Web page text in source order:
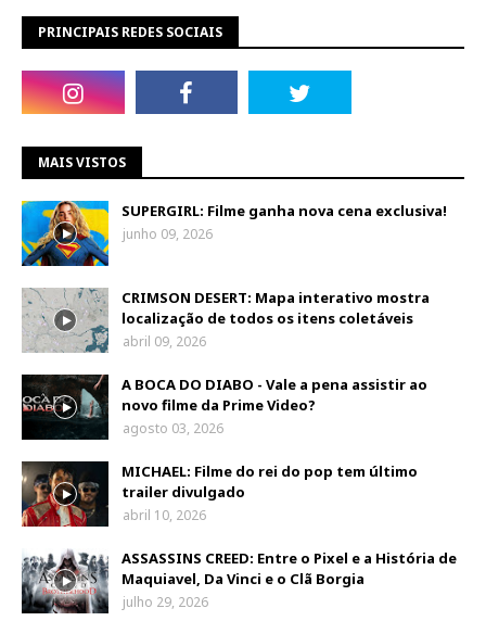
PRINCIPAIS REDES SOCIAIS
MAIS VISTOS
SUPERGIRL: Filme ganha nova cena exclusiva!
junho 09, 2026
CRIMSON DESERT: Mapa interativo mostra
localização de todos os itens coletáveis
abril 09, 2026
A BOCA DO DIABO - Vale a pena assistir ao
novo filme da Prime Video?
agosto 03, 2026
MICHAEL: Filme do rei do pop tem último
trailer divulgado
abril 10, 2026
ASSASSINS CREED: Entre o Pixel e a História de
Maquiavel, Da Vinci e o Clã Borgia
julho 29, 2026